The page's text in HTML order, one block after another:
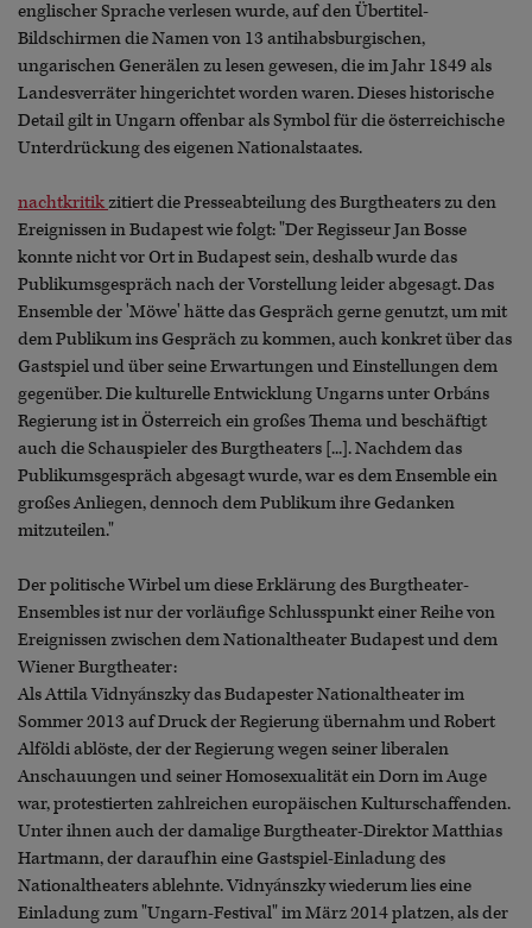
englischer Sprache verlesen wurde, auf den Übertitel-
Bildschirmen die Namen von 13 antihabsburgischen,
ungarischen Generälen zu lesen gewesen, die im Jahr 1849 als
Landesverräter hingerichtet worden waren. Dieses historische
Detail gilt in Ungarn offenbar als Symbol für die österreichische
Unterdrückung des eigenen Nationalstaates.
nachtkritikzitiert die Presseabteilung des Burgtheaters zu den
Ereignissen in Budapest wie folgt: "Der Regisseur Jan Bosse
konnte nicht vor Ort in Budapest sein, deshalb wurde das
Publikumsgespräch nach der Vorstellung leider abgesagt. Das
Ensemble der 'Möwe' hätte das Gespräch gerne genutzt, um mit
dem Publikum ins Gespräch zu kommen, auch konkret über das
Gastspiel und über seine Erwartungen und Einstellungen dem
gegenüber. Die kulturelle Entwicklung Ungarns unter Orbáns
Regierung ist in Österreich ein großes Thema und beschäftigt
auch die Schauspieler des Burgtheaters [...]. Nachdem das
Publikumsgespräch abgesagt wurde, war es dem Ensemble ein
großes Anliegen, dennoch dem Publikum ihre Gedanken
mitzuteilen."
Der politische Wirbel um diese Erklärung des Burgtheater-
Ensembles ist nur der vorläufige Schlusspunkt einer Reihe von
Ereignissen zwischen dem Nationaltheater Budapest und dem
Wiener Burgtheater:
Als Attila Vidnyánszky das Budapester Nationaltheater im
Sommer 2013 auf Druck der Regierung übernahm und Robert
Alföldi ablöste, der der Regierung wegen seiner liberalen
Anschauungen und seiner Homosexualität ein Dorn im Auge
war, protestierten zahlreichen europäischen Kulturschaffenden.
Unter ihnen auch der damalige Burgtheater-Direktor Matthias
Hartmann, der daraufhin eine Gastspiel-Einladung des
Nationaltheaters ablehnte. Vidnyánszky wiederum lies eine
Einladung zum "Ungarn-Festival" im März 2014 platzen, als der